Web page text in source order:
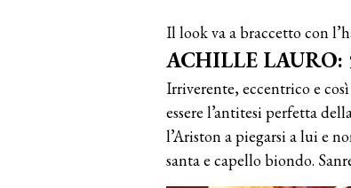
Il look va a braccetto con
ACHILLE LAURO:
Irriverente, eccentrico e
essere l’antitesi perfetta
l’Ariston a piegarsi a lui e
santa e capello biondo.